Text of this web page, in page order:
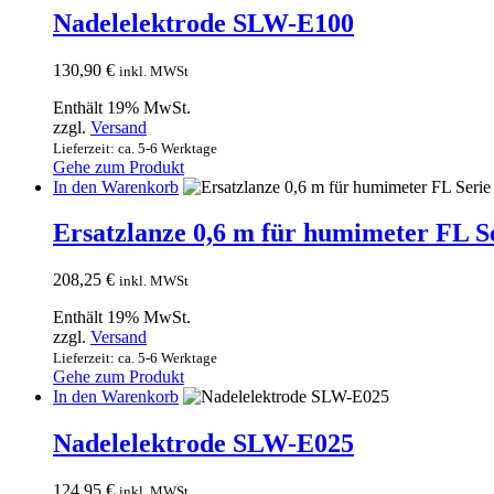
Nadelelektrode SLW-E100
130,90 € inkl. MWSt
Enthält 19% MwSt.
zzgl. Versand
Lieferzeit: ca. 5-6 Werktage
Gehe zum Produkt
In den Warenkorb
Ersatzlanze 0,6 m für humimeter FL
208,25 € inkl. MWSt
Enthält 19% MwSt.
zzgl. Versand
Lieferzeit: ca. 5-6 Werktage
Gehe zum Produkt
In den Warenkorb
Nadelelektrode SLW-E025